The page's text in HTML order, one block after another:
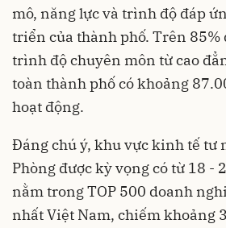
mô, năng lực và trình độ đáp
triển của thành phố. Trên 85%
trình độ chuyên môn từ cao
toàn thành phố có khoảng
hoạt động.
Đáng chú ý, khu vực kinh tế tư
Phòng được kỳ vọng có từ 18 -
nằm trong TOP 500 doanh
nhất Việt Nam, chiếm khoảng